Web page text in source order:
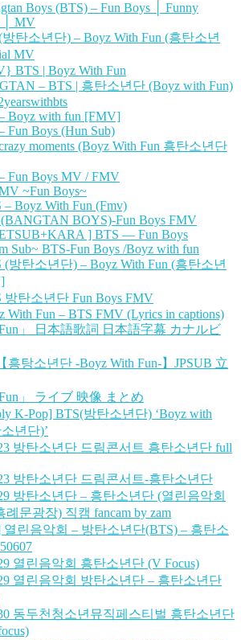
Boys (BTS) – Fun Boys │ Funny
│ MV
탄소년단) – Boyz With Fun (흥탄소년
MV
BTS | Boyz With Fun
– BTS | 흥탄소년단 (Boyz with Fun)
Boyz with fun [FMV]
Fun Boys (Hun Sub)
moments (Boyz With Fun 흥탄소년단
Fun Boys MV / FMV
~Fun Boys~
– Boyz With Fun (Fmv)
BOYS)-Fun Boys FMV
] BTS — Fun Boys
Sub~ BTS-Fun Boys /Boyz with fun
(방탄소년단) – Boyz With Fun (흥탄소년
방탄소년단 Fun Boys FMV
With Fun – BTS FMV (Lyrics in captions)
」 日本語歌詞 日本語字幕 カナルビ
흥탕소년단 -Boyz With Fun-】JPSUB 立
」 ライブ 映像 まとめ
K-Pop] BTS(방탄소년단) ‘Boyz with
년단)’
방탄소년단 드림콘서트 흥탄소년단 full
방탄소년단 드림콘서트-흥탄소년단
방탄소년단 – 흥탄소년단 (열린음악회
례문광장) 직캠 fancam by zam
열린음악회 – 방탄소년단(BTS) – 흥탄소
열린음악회 흥탄소년단 (V Focus)
열린음악회 방탄소년단 – 흥탄소년단
동두천청소년뮤직페스티벌 흥탄소년단